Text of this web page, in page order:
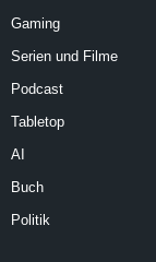
Gaming
Serien und Filme
Podcast
Tabletop
AI
Buch
Politik